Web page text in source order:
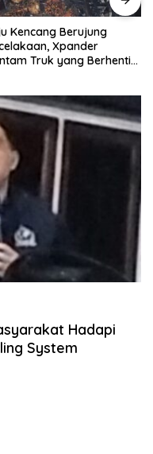
dari 1×24 Jam, Polsek
Puluh Ringkus Pelaku
Hadapi
System